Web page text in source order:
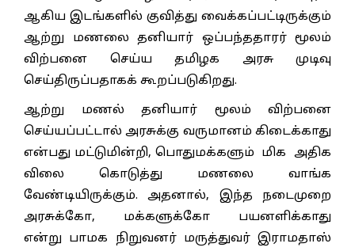
ஆகிய இடங்களில் குவித்து வைக்கப்பட்டிருக்கும்
ஆற்று மணலை தனியார் ஒப்பந்ததாரர் மூலம்
விற்பனை செய்ய தமிழக அரசு முடிவு
செய்திருப்பதாகக் கூறப்படுகிறது.
ஆற்று மணல் தனியார் மூலம் விற்பனை
செய்யப்பட்டால் அரசுக்கு வருமானம் கிடைக்காது
என்பது மட்டுமின்றி, பொதுமக்களும் மிக அதிக
விலை கொடுத்து மணலை வாங்க
வேண்டியிருக்கும். அதனால், இந்த நடைமுறை
அரசுக்கோ, மக்களுக்கோ பயனளிக்காது
என்று பாமக நிறுவனர் மருத்துவர் இராமதாஸ்